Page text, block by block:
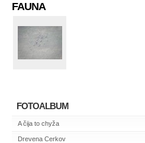
FAUNA
FOTOALBUM
A čija to chyža
Drevena Cerkov